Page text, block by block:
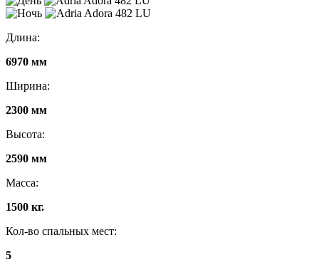
Длина:
6970 мм
Ширина:
2300 мм
Высота:
2590 мм
Масса:
1500 кг.
Кол-во спальных мест:
5